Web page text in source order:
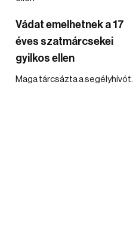
Vádat emelhetnek a 17
éves szatmárcsekei
gyilkos ellen
Maga tárcsázta a segélyhívót.